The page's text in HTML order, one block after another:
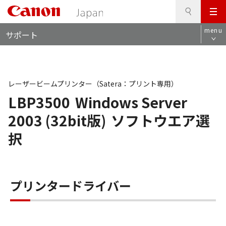
メ
ニ
ュ
サポート menu
LBP3500 Windows Server
2003 (32bit版) ソフトウエア選
択
レーザービームプリンター（Satera：プリント専用）
プリンタードライバー